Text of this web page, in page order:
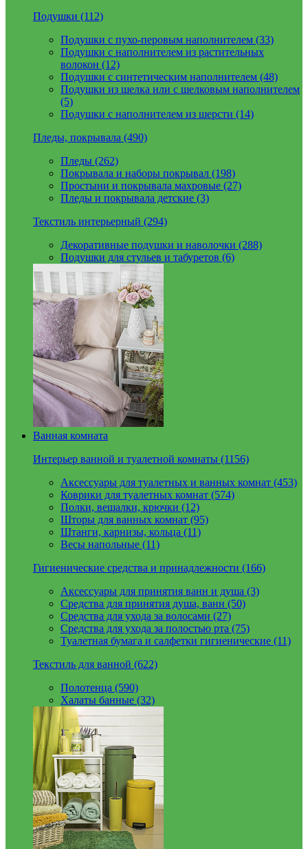
Подушки (112)
Подушки с пухо-перовым наполнителем (33)
Подушки с наполнителем из растительных
волокон (12)
Подушки с синтетическим наполнителем (48)
Подушки из шелка или с шелковым наполнителем
(5)
Подушки с наполнителем из шерсти (14)
Пледы, покрывала (490)
Пледы (262)
Покрывала и наборы покрывал (198)
Простыни и покрывала махровые (27)
Пледы и покрывала детские (3)
Текстиль интерьерный (294)
Декоративные подушки и наволочки (288)
Подушки для стульев и табуретов (6)
Ванная комната
Интерьер ванной и туалетной комнаты (1156)
Аксессуары для туалетных и ванных комнат (453)
Коврики для туалетных комнат (574)
Полки, вешалки, крючки (12)
Шторы для ванных комнат (95)
Штанги, карнизы, кольца (11)
Весы напольные (11)
Гигиенические средства и принадлежности (166)
Аксессуары для принятия ванн и душа (3)
Средства для принятия душа, ванн (50)
Средства для ухода за волосами (27)
Средства для ухода за полостью рта (75)
Туалетная бумага и салфетки гигиенические (11)
Текстиль для ванной (622)
Полотенца (590)
Халаты банные (32)